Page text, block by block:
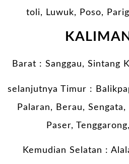
toli, Luwuk, Poso,
Barat : Sanggau, Sintang
selanjutnya Timur :
Palaran, Berau,
Paser,
Kemudian Selatan :